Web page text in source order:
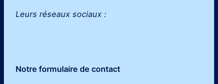
Leurs réseaux sociaux :
Notre formulaire de contact